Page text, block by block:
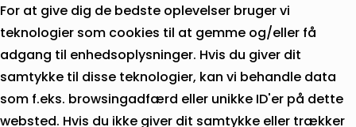
For at give dig de bedste oplevelser bruger vi
teknologier som cookies til at gemme og/eller få
adgang til enhedsoplysninger. Hvis du giver dit
samtykke til disse teknologier, kan vi behandle data
som f.eks. browsingadfærd eller unikke ID'er på dette
websted. Hvis du ikke giver dit samtykke eller trækker